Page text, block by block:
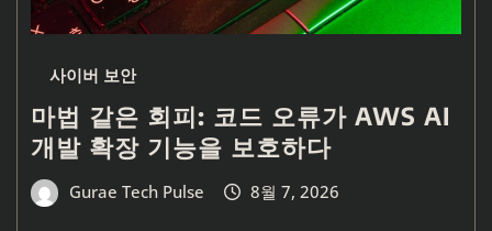
사이버 보안
마법 같은 회피: 코드 오류가 AWS AI
개발 확장 기능을 보호하다
Gurae Tech Pulse 8월 7, 2026